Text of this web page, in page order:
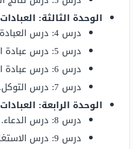
الوحدة الثالثة:
درس 4: درس العبادة.
درس 5: درس عبادة المحبة.
درس 6: درس عبادة الخوف والرجاء.
درس 7: درس التوكل.
الوحدة الرابعة:
درس 8: درس الدعاء.
درس 9: درس الاستغاثة والنذر.